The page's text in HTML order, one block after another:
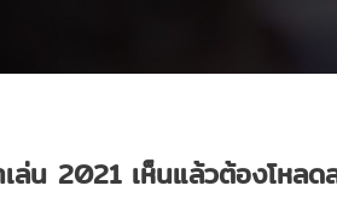
ล่น 2021 เห็นแล้วต้องโหลด